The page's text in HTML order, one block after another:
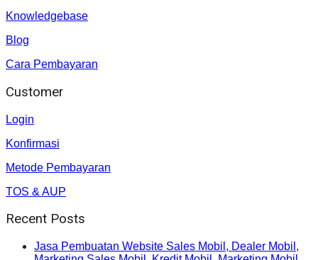
Knowledgebase
Blog
Cara Pembayaran
Customer
Login
Konfirmasi
Metode Pembayaran
TOS & AUP
Recent Posts
Jasa Pembuatan Website Sales Mobil, Dealer Mobil,